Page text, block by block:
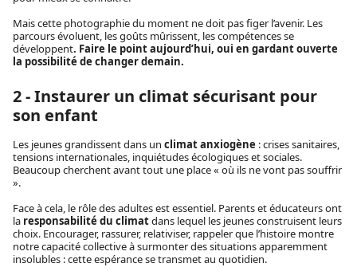
Mais cette photographie du moment ne doit pas figer l’avenir. Les
parcours évoluent, les goûts mûrissent, les compétences se
développent. Faire le point aujourd’hui, oui en gardant ouverte
la possibilité de changer demain.
2 - Instaurer un climat sécurisant pour
son enfant
Les jeunes grandissent dans un climat anxiogène : crises sanitaires,
tensions internationales, inquiétudes écologiques et sociales.
Beaucoup cherchent avant tout une place « où ils ne vont pas souffrir
».
Face à cela, le rôle des adultes est essentiel. Parents et éducateurs ont
la responsabilité du climatdans lequel les jeunes construisent leurs
choix. Encourager, rassurer, relativiser, rappeler que l’histoire montre
notre capacité collective à surmonter des situations apparemment
insolubles : cette espérance se transmet au quotidien.